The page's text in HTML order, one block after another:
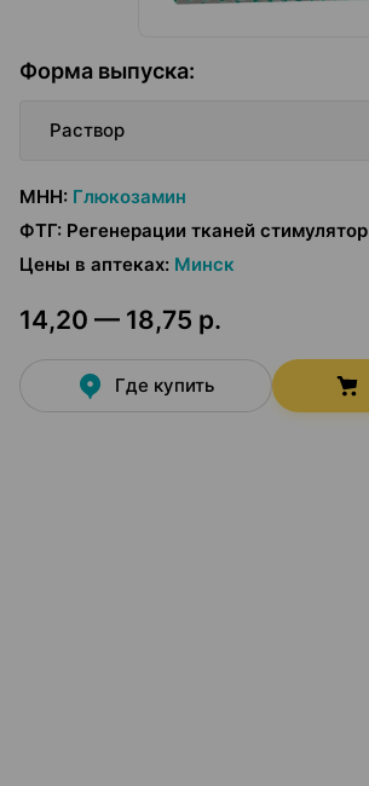
Форма выпуска:
Раствор
МНН: Глюкозамин
ФТГ: Регенерации тканей стимулятор
Цены в аптеках: Минск
14,20 — 18,75 р.
Где купить